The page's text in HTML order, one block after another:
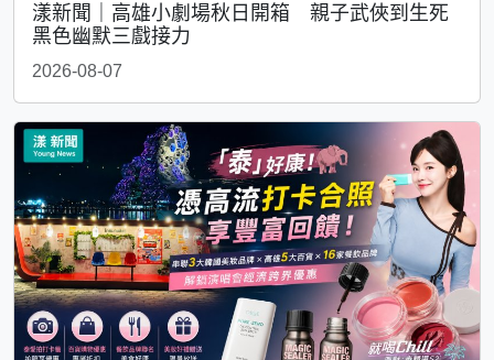
漾新聞｜高雄小劇場秋日開箱 親子武俠到生死
黑色幽默三戲接力
2026-08-07